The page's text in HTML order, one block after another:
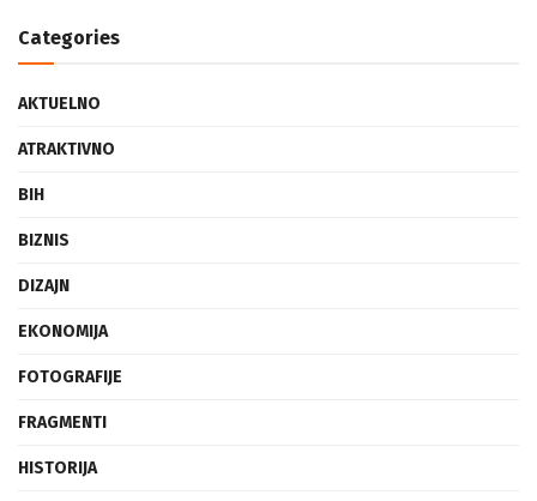
Categories
AKTUELNO
ATRAKTIVNO
BIH
BIZNIS
DIZAJN
EKONOMIJA
FOTOGRAFIJE
FRAGMENTI
HISTORIJA